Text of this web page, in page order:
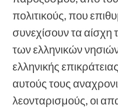
πολιτικούς, που
συνεχίσουν τα αίσχη
των ελληνικών νησιών
ελληνικής
αυτούς τους
λεονταρισμούς, οι